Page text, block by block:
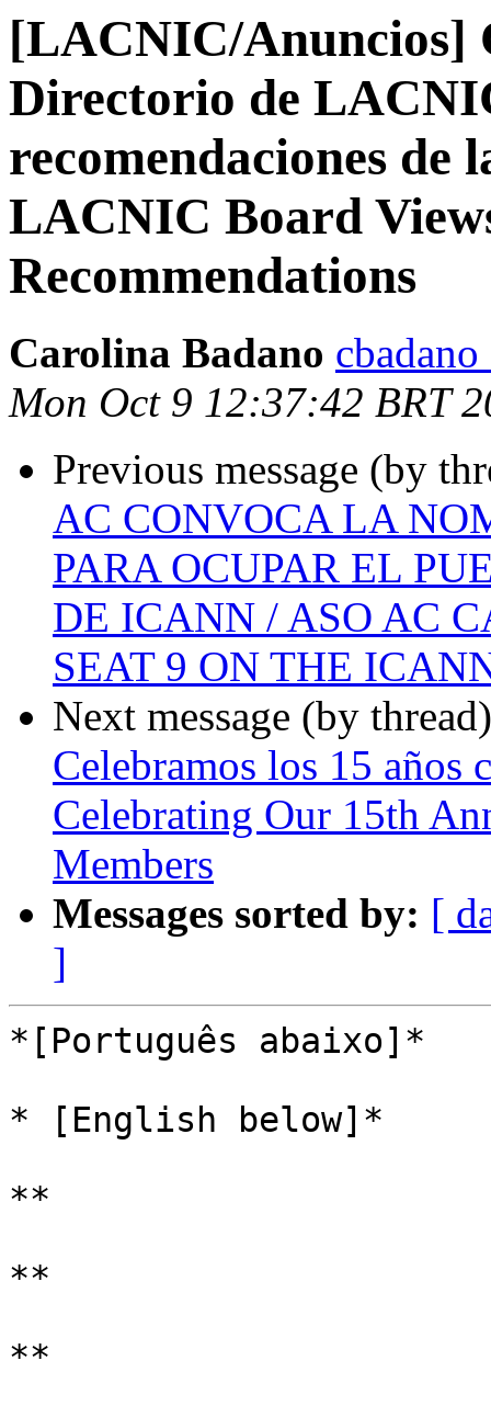
[LACNIC/Anuncios]
Directorio de
recomendaciones de
LACNIC Board
Recommendations
Carolina Badano
Mon Oct 9 12:37:42 BRT
Previous message (by
AC CONVOCA LA
PARA OCUPAR EL
DE ICANN / ASO AC
SEAT 9 ON THE
Next message (by
Celebramos los 15 años
Celebrating Our 15th
Members
Messages sorted by: [
]
*[Português abaixo]*
* [English below]*
**
**
**